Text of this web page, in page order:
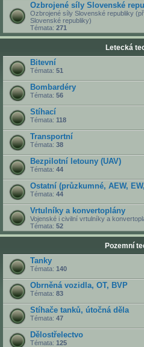
Ozbrojené síly Slovenské
Ozbrojené síly Slovenské republiky
Slovenské republiky)
Témata: 271
Letecká
Bitevní
Témata: 51
Bombardéry
Témata: 56
Stíhací
Témata: 118
Transportní
Témata: 38
Bezpilotní letouny (UAV)
Témata: 44
Ostatní (průzkumné, AEW,
Témata: 44
Vrtulníky a konvertoplány
Vojenské i civilní vrtulníky a
Témata: 52
Pozemní
Tanky
Témata: 140
Obrněná vozidla, OT, BVP
Témata: 83
Stíhače tanků, útočná děla
Témata: 47
Dělostřelectvo
Témata: 125